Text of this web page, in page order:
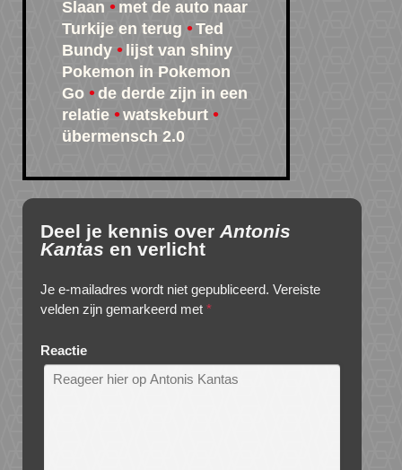
Slaan
met de auto naar
Turkije en terug
Ted
Bundy
lijst van shiny
Pokemon in Pokemon
Go
de derde zijn in een
relatie
watskeburt
übermensch 2.0
Deel je kennis over Antonis
Kantas en verlicht
Je e-mailadres wordt niet gepubliceerd. Vereiste
velden zijn gemarkeerd met *
Reactie